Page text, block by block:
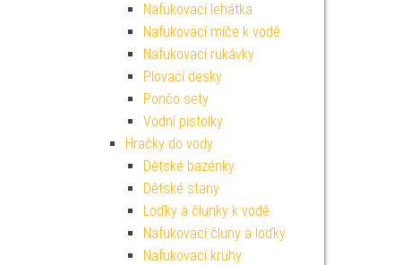
Nafukovací lehátka
Nafukovací míče k vodě
Nafukovací rukávky
Plovací desky
Pončo sety
Vodní pistolky
Hračky do vody
Dětské bazénky
Dětské stany
Loďky a člunky k vodě
Nafukovací čluny a loďky
Nafukovací kruhy